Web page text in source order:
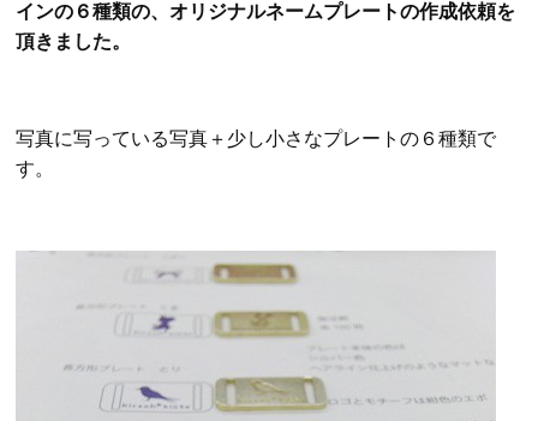
インの ６種類の、オリジナルネームプレートの作成依頼を
頂きました。
写真に写っている写真＋少し小さなプレートの６種類で
す。